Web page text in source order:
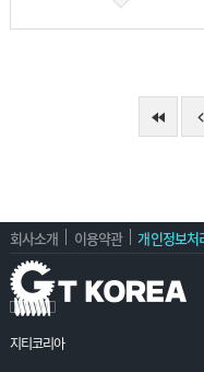
회사소개 이용약관 개인정보처
지티코리아